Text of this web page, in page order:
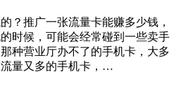
？推广一张流量卡能赚多少钱，
时候，可能会经常碰到一些卖手
种营业厅办不了的手机卡，大多
量又多的手机卡，…